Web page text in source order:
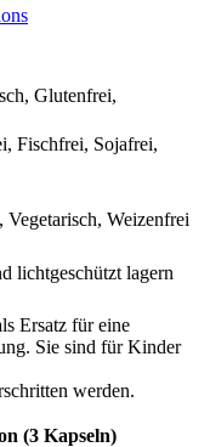
Glutenfrei,
Fischfrei, Sojafrei,
Vegetarisch, Weizenfrei
lichtgeschützt lagern
Ersatz für eine
Sie sind für Kinder
werden.
(3 Kapseln)